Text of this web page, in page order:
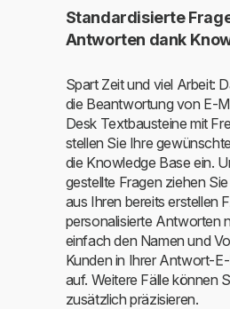
Standardisierte
Antworten dank
Spart Zeit und viel Arbeit:
die Beantwortung von E-
Desk Textbausteine mit
stellen Sie Ihre
die Knowledge Base ein.
gestellte Fragen ziehen
aus Ihren bereits erstellen
personalisierte Antworten
einfach den Namen und
Kunden in Ihrer Antwort-
auf. Weitere Fälle können
zusätzlich präzisieren.